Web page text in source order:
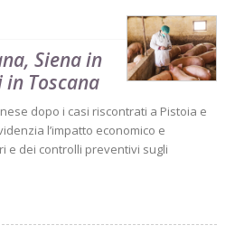
Siena in
Toscana
dopo i casi riscontrati a Pistoia e
l’impatto economico e
e dei controlli preventivi sugli